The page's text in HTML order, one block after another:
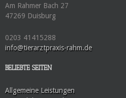
Am Rahmer Bach 27
47269 Duisburg
0203 41415288
info@tierarztpraxis-rahm.de
BELIEBTE SEITEN
Allgemeine Leistungen